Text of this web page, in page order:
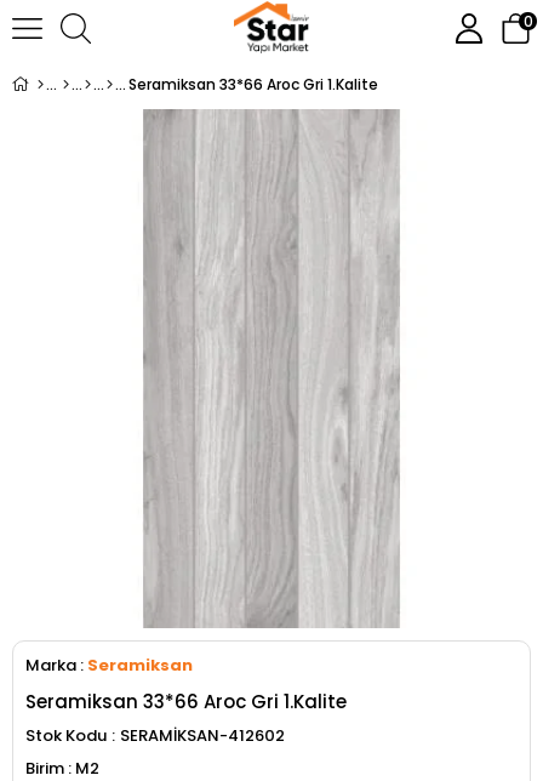
0
Seramiksan 33*66 Aroc Gri 1.Kalite
Marka : Seramiksan
Seramiksan 33*66 Aroc Gri 1.Kalite
Stok Kodu
SERAMİKSAN-412602
M2